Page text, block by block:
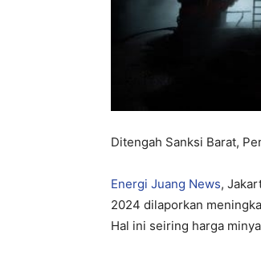
Ditengah Sanksi Barat,
Energi Juang News,
2024 dilaporkan
Hal ini seiring harga